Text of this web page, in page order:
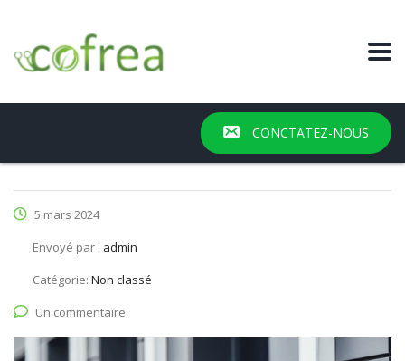
CONCTATEZ-NOUS
5 mars 2024
Envoyé par : admin
Catégorie: Non classé
Un commentaire